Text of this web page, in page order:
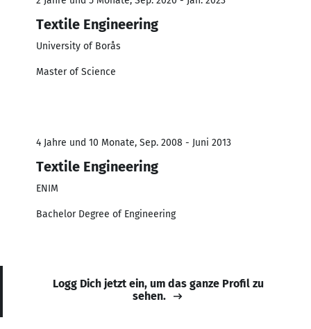
Textile Engineering
University of Borås
Master of Science
4 Jahre und 10 Monate, Sep. 2008 - Juni 2013
Textile Engineering
ENIM
Bachelor Degree of Engineering
Logg Dich jetzt ein, um das ganze Profil zu
sehen.